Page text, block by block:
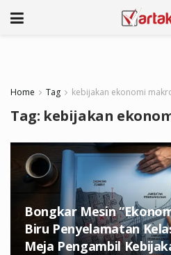
Home Tag kebijakan ekonomi
Tag: kebijakan
Bongkar Mesin
Biru Penyelamatan
Meja Pengambil